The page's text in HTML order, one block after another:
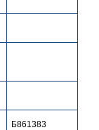
Б861383